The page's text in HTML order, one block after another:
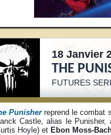
18 Janvier
THE
FUTURES
Punisherreprend le combat
Castle, alias le
Hoyle) et Ebon Moss-